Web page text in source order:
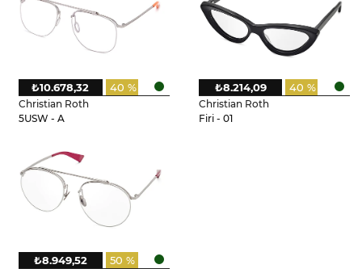
Christian Roth
5USW - A
40 %
₺10.678,32
Christian Roth
Firi - 01
40 %
₺8.214,09
50 %
₺8.949,52